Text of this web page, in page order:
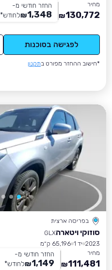
מחיר
130,772
₪
החזר חודשי מ-
1,348
₪לחודש*
לפגישה בסוכנות
*חישוב ההחזר מפורט בתקנון
בפריסה ארצית
סוזוקי ויטארהGLX
2023 יד 1
65,196 ק״מ
מחיר
111,481
₪
החזר חודשי מ-
1,149
₪לחודש*